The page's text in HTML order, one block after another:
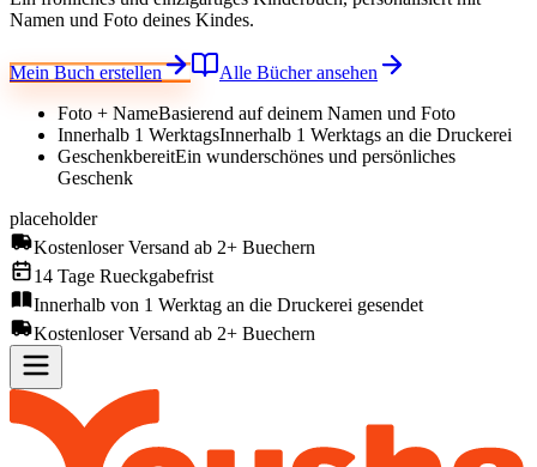
Namen und Foto deines Kindes.
Mein Buch erstellen
Alle Bücher ansehen
Foto + NameBasierend auf deinem Namen und Foto
Innerhalb 1 WerktagsInnerhalb 1 Werktags an die Druckerei
GeschenkbereitEin wunderschönes und persönliches
Geschenk
placeholder
Kostenloser Versand ab 2+ Buechern
14 Tage Rueckgabefrist
Innerhalb von 1 Werktag an die Druckerei gesendet
Kostenloser Versand ab 2+ Buechern